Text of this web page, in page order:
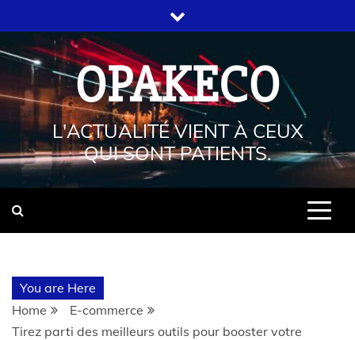
OPAKECO
L'ACTUALITÉ VIENT À CEUX
QUI SONT PATIENTS.
You are Here
Home
E-commerce
Tirez parti des meilleurs outils pour booster votre